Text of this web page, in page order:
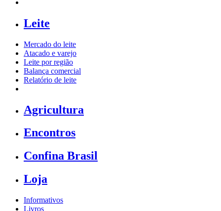
Leite
Mercado do leite
Atacado e varejo
Leite por região
Balança comercial
Relatório de leite
Agricultura
Encontros
Confina Brasil
Loja
Informativos
Livros